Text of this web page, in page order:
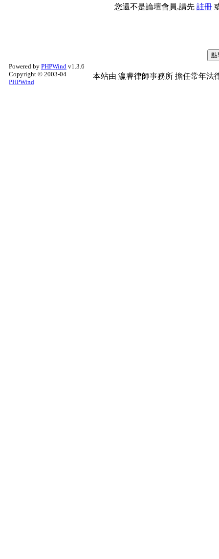
您還不是論壇會員,請先 註冊
Powered by PHPWind v1.3.6
Copyright © 2003-04
PHPWind
本站由 瀛睿律師事務所 擔任常年法